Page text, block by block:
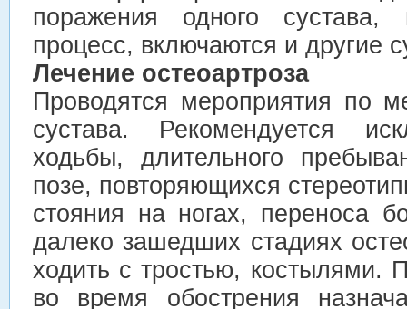
поражения одного
процесс, включаются и другие
Лечение остеоартроза
Проводятся мероприятия по
сустава. Рекомендуется
ходьбы, длительного
позе, повторяющихся
стояния на ногах, переноса
далеко зашедших стадиях
ходить с тростью, костылями.
во время обострения